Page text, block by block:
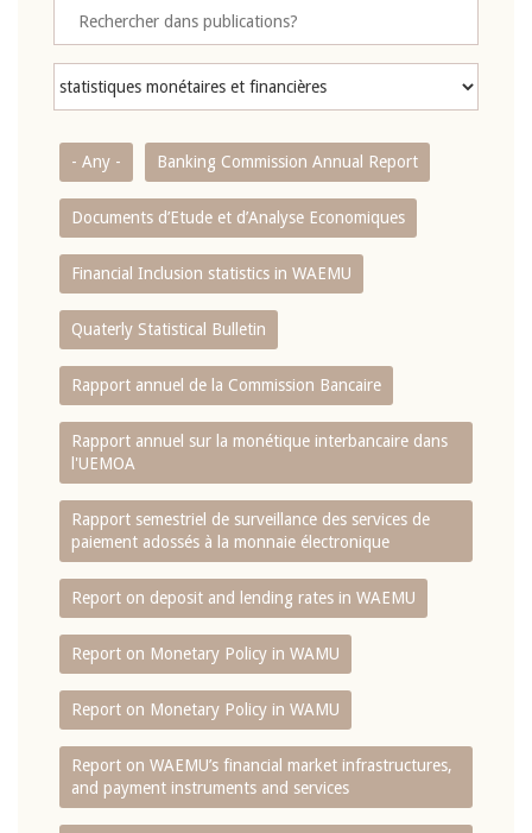
- Any - Banking Commission Annual Report
Documents d’Etude et d’Analyse Economiques
Financial Inclusion statistics in WAEMU
Quaterly Statistical Bulletin
Rapport annuel de la Commission Bancaire
Rapport annuel sur la monétique interbancaire dans
l'UEMOA
Rapport semestriel de surveillance des services de
paiement adossés à la monnaie électronique
Report on deposit and lending rates in WAEMU
Report on Monetary Policy in WAMU
Report on Monetary Policy in WAMU
Report on WAEMU’s financial market infrastructures,
and payment instruments and services